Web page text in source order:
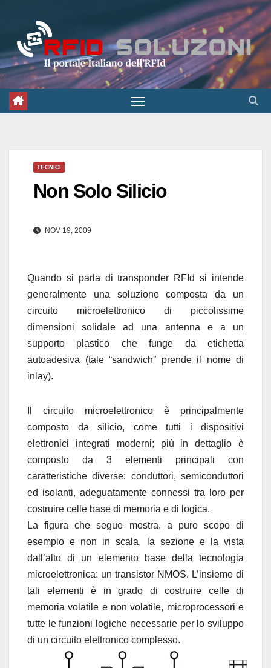
contenuto
TECNICI
Non Solo Silicio
NOV 19, 2009
Quando si parla di transponder RFId si intende
generalmente una soluzione composta da un
circuito microelettronico di piccolissime
dimensioni solidale ad una antenna e a un
supporto plastico che funge da etichetta
autoadesiva (tale “sandwich” prende il nome di
inlay).
Il circuito microelettronico è principalmente
composto da silicio, come tutti i dispositivi
elettronici integrati moderni; più in dettaglio è
composto da 3 elementi principali con
caratteristiche diverse: conduttori, semiconduttori
ed isolanti, adeguatamente connessi tra loro per
costruire celle base di memoria e di logica.
La figura che segue mostra, a puro scopo di
esempio e non in scala, la sezione e la vista
dall’alto di un elemento base della tecnologia
microelettronica: un transistor NMOS. L’insieme di
tali elementi è in grado di costruire celle di
memoria volatile e non volatile, microprocessori e
tutte le funzioni logiche necessarie per lo sviluppo
di un circuito elettronico complesso.